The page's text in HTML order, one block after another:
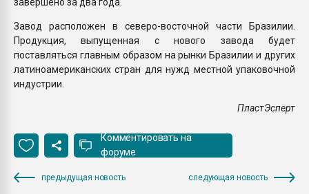
Завод расположен в северо-восточной части Бразилии.
Продукция, выпущенная с нового завода будет
поставляться главным образом на рынки Бразилии и других
латиноамериканских стран для нужд местной упаковочной
индустрии.
ПластЭсперт
Комментировать на
форуме
предыдущая новость следующая новость